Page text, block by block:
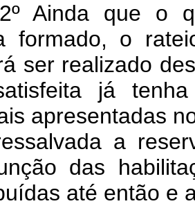
Ainda que o
formado, o
ser realizado
já
apresentadas
a
das
até então e